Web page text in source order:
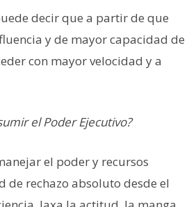
decir que a partir de que
y de mayor capacidad de
con mayor velocidad y a
el Poder Ejecutivo?
el poder y recursos
de rechazo absoluto desde el